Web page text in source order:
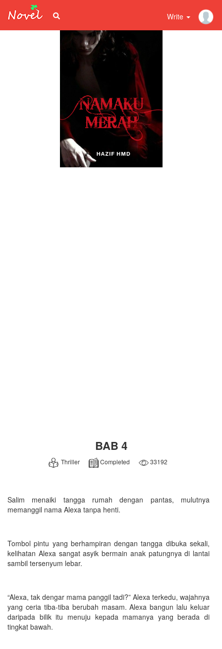
Write
BAB 4
Thriller Completed 33192
Salim menaiki tangga rumah dengan pantas, mulutnya
memanggil nama Alexa tanpa henti.
Tombol pintu yang berhampiran dengan tangga dibuka sekali,
kelihatan Alexa sangat asyik bermain anak patungnya di lantai
sambil tersenyum lebar.
“Alexa, tak dengar mama panggil tadi?” Alexa terkedu, wajahnya
yang ceria tiba-tiba berubah masam. Alexa bangun lalu keluar
daripada bilik itu menuju kepada mamanya yang berada di
tingkat bawah.